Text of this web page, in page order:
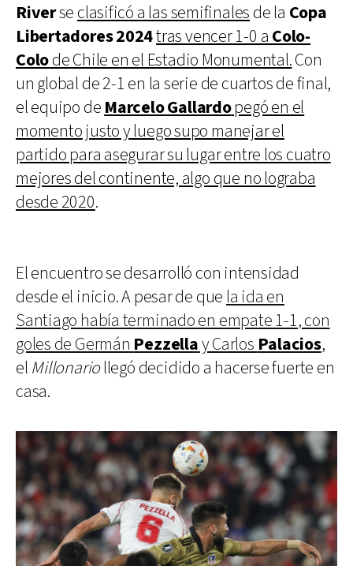
Riverse clasificó a las semifinales de la Copa
Libertadores 2024tras vencer 1-0 a Colo-
Colode Chile en el Estadio Monumental.Con
un global de 2-1 en la serie de cuartos de final,
el equipo de Marcelo Gallardopegó en el
momento justo y luego supo manejar el
partido para asegurar su lugar entre los cuatro
mejores del continente, algo que no lograba
desde 2020.
El encuentro se desarrolló con intensidad
desde el inicio. A pesar de que la ida en
Santiago había terminado en empate 1-1, con
goles de Germán Pezzellay Carlos Palacios,
el Millonariollegó decidido a hacerse fuerte en
casa.